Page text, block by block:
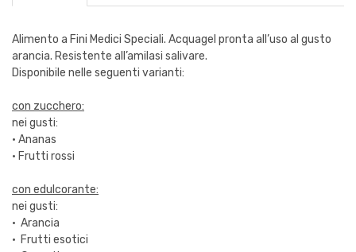
Alimento a Fini Medici Speciali. Acquagel pronta all’uso al gusto
arancia. Resistente all’amilasi salivare.
Disponibile nelle seguenti varianti:
con zucchero:
nei gusti:
· Ananas
· Frutti rossi
con edulcorante:
nei gusti:
· Arancia
· Frutti esotici